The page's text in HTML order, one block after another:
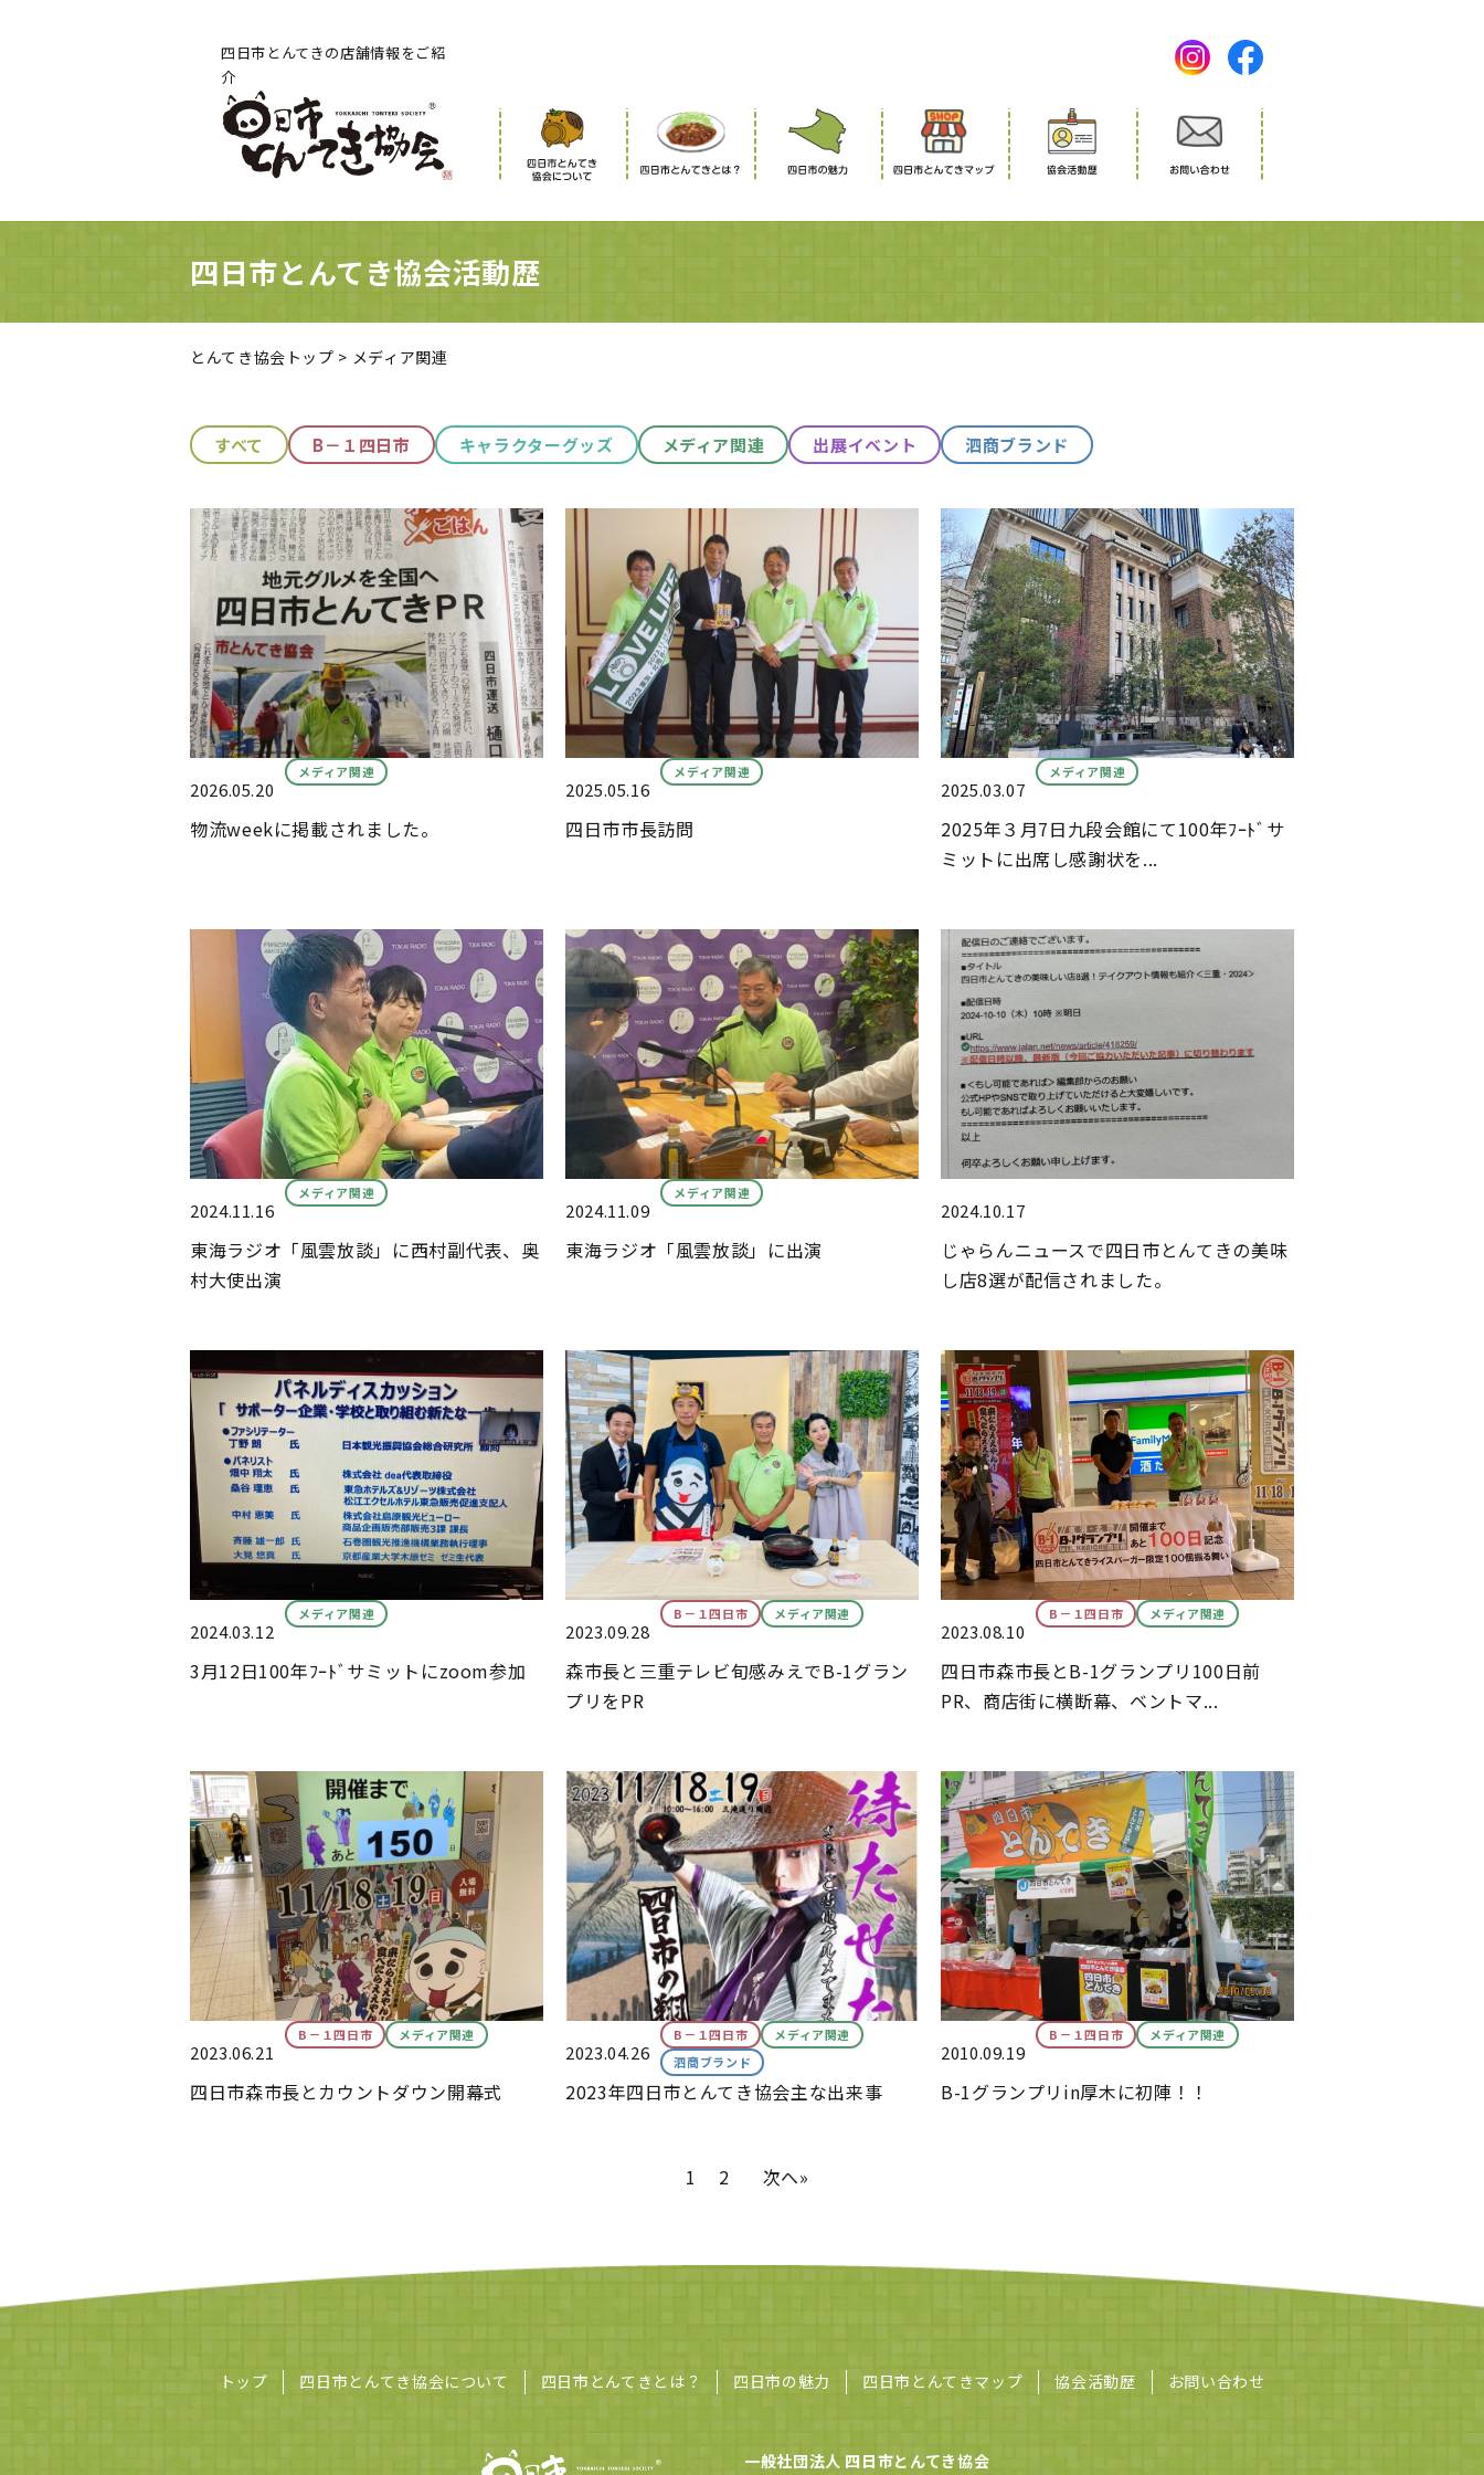
四日市とんてきの店舗情報をご紹
介
四日市とんてき協会活動歴
とんてき協会トップ > メディア関連
すべて B－１四日市 キャラクターグッズ メディア関連 出展イベント 泗商ブランド
2026.05.20
メディア関連
物流weekに掲載されました。
2025.05.16
メディア関連
四日市市長訪問
2025.03.07
メディア関連
2025年３月7日九段会館にて100年ﾌｰﾄﾞサ
ミットに出席し感謝状を...
2024.11.16
メディア関連
東海ラジオ「風雲放談」に西村副代表、奥
村大使出演
2024.11.09
メディア関連
東海ラジオ「風雲放談」に出演
2024.10.17
じゃらんニュースで四日市とんてきの美味
し店8選が配信されました。
2024.03.12
メディア関連
3月12日100年ﾌｰﾄﾞサミットにzoom参加
2023.09.28
B－１四日市 メディア関連
森市長と三重テレビ旬感みえでB-1グラン
プリをPR
2023.08.10
B－１四日市 メディア関連
四日市森市長とB-1グランプリ100日前
PR、商店街に横断幕、ベントマ...
2023.06.21
B－１四日市 メディア関連
四日市森市長とカウントダウン開幕式
2023.04.26
B－１四日市
メディア関連
泗商ブランド
2023年四日市とんてき協会主な出来事
2010.09.19
B－１四日市 メディア関連
B-1グランプリin厚木に初陣！！
1 2 次へ»
トップ 四日市とんてき協会について 四日市とんてきとは？ 四日市の魅力 四日市とんてきマップ 協会活動歴 お問い合わせ
一般社団法人 四日市とんてき協会